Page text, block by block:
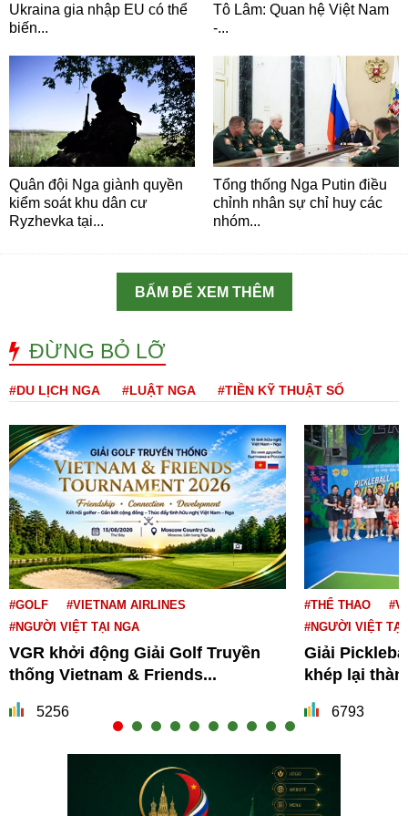
Ukraina gia nhập EU có thể
biến...
Tô Lâm: Quan hệ Việt Nam
-...
Quân đội Nga giành quyền
kiểm soát khu dân cư
Ryzhevka tại...
Tổng thống Nga Putin điều
chỉnh nhân sự chỉ huy các
nhóm...
BẤM ĐỂ XEM THÊM
ĐỪNG BỎ LỠ
#DU LỊCH NGA #LUẬT NGA #TIỀN KỸ THUẬT SỐ
#GOLF
#VIETNAM AIRLINES
#NGƯỜI VIỆT TẠI NGA
VGR khởi động Giải Golf Truyền
thống Vietnam & Friends...
5256
#THỂ THAO
#NGƯỜI VIỆT TẠI
Giải
khép lại
6793